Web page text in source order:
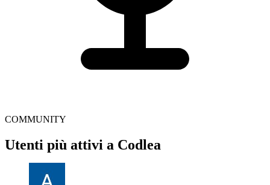
COMMUNITY
Utenti più attivi a Codlea